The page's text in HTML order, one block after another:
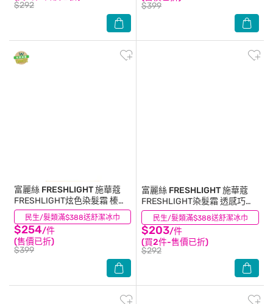
$292
$399
民生/髮類滿$388送舒潔冰巾
富麗絲 FRESHLIGHT施華蔻
FRESHLIGHT炫色染髮霜 榛果
棕
$254/件
(售價已折)
$399
(1) 民生/髮類滿$388送舒潔冰巾
富麗絲 FRESHLIGHT施華蔻
FRESHLIGHT染髮霜 透感巧克
力棕
$203/件
(買2件-售價已折)
$292
(1)